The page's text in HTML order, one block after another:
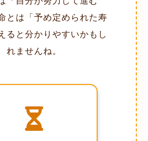
とは「予め定められた寿
ると分かりやすいかもし
れませんね。
変えられないもの